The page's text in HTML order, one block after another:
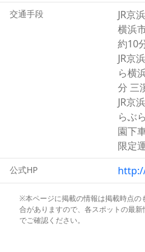
交通手段
JR京
横浜
約10
JR京
ら横
分 三
JR京
らぶ
園下
限定
公式HP
※本ページに掲載の情報は掲載時点の
合がありますので、各スポットの最
でご確認ください。